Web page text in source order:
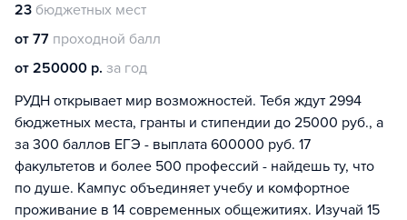
23 бюджетных мест
от 77 проходной балл
от 250000 р. за год
РУДН открывает мир возможностей. Тебя ждут 2994
бюджетных места, гранты и стипендии до 25000 руб., а
за 300 баллов ЕГЭ - выплата 600000 руб. 17
факультетов и более 500 профессий - найдешь ту, что
по душе. Кампус объединяет учебу и комфортное
проживание в 14 современных общежитиях. Изучай 15